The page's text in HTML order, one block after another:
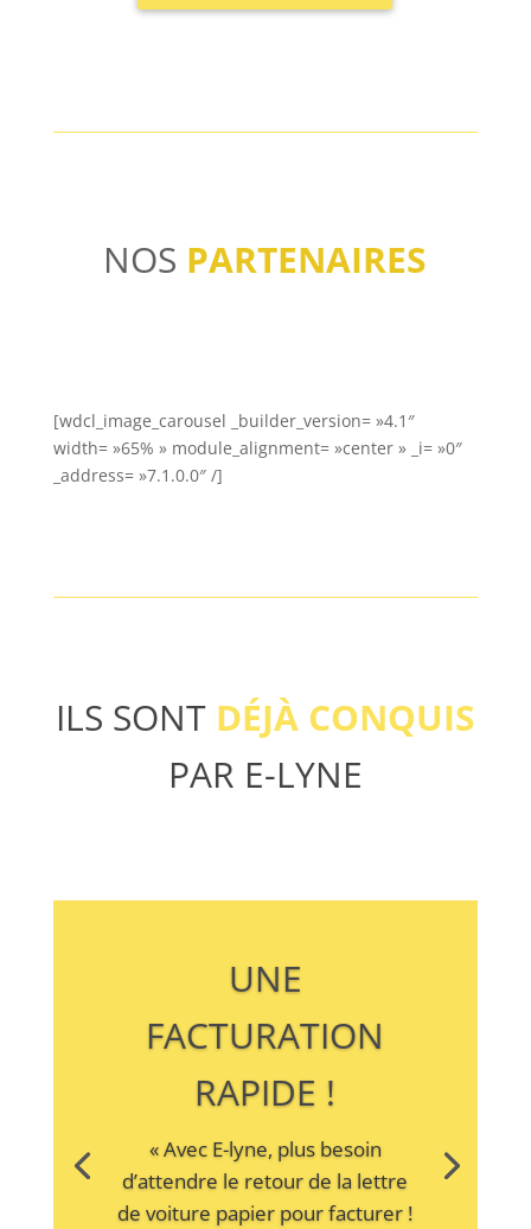
NOS PARTENAIRES
[wdcl_image_carousel _builder_version= »4.1″
width= »65% » module_alignment= »center » _i= »0″
_address= »7.1.0.0″ /]
ILS SONT DÉJÀ CONQUIS
PAR E-LYNE
UNE
FACTURATION
RAPIDE !
« Avec E-lyne, plus besoin
d’attendre le retour de la lettre
de voiture papier pour facturer !